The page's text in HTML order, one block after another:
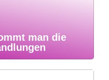
man die